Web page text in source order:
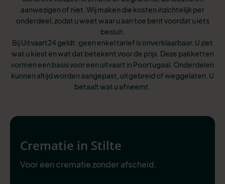
aanwezigen of niet. Wij maken die kosten inzichtelijk per
onderdeel, zodat u weet waar u aan toe bent voordat u iets
besluit.
Bij Uitvaart24 geldt: geen enkel tarief is onverklaarbaar. U ziet
wat u kiest en wat dat betekent voor de prijs. Deze pakketten
vormen een basis voor een uitvaart in Poortugaal. Onderdelen
kunnen altijd worden aangepast, uitgebreid of weggelaten. U
betaalt wat u afneemt.
Crematie in Stilte
Voor een crematie zonder afscheid.